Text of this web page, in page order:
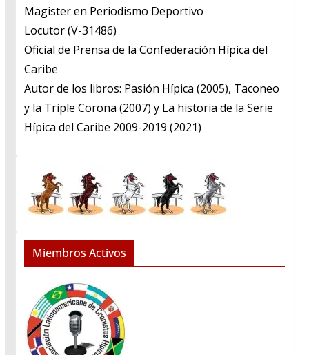
​Magister en Periodismo Deportivo
​Locutor (V-31486)
​Oficial de Prensa de la Confederación Hípica del
Caribe
​Autor de los libros: Pasión Hípica (2005), Taconeo
y la Triple Corona (2007) y La historia de la Serie
Hípica del Caribe 2009-2019 (2021)
Miembros Activos